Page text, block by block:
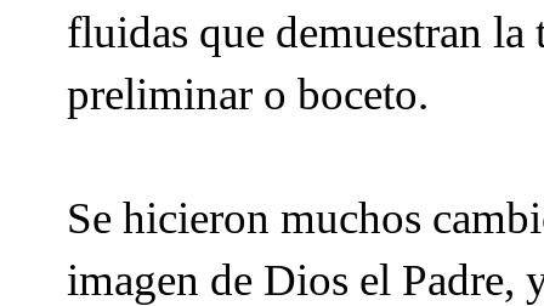
fluidas que demuestran
preliminar o boceto.
Se hicieron muchos
imagen de Dios el Padre,